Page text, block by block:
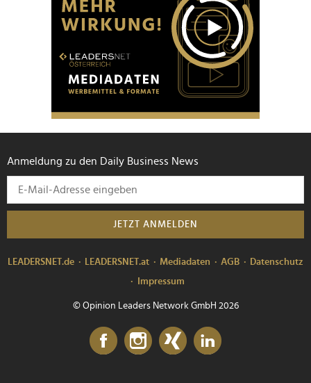
Anmeldung zu den Daily Business News
JETZT ANMELDEN
LEADERSNET.de LEADERSNET.at Mediadaten AGB
Datenschutz
Impressum
© Opinion Leaders Network GmbH 2026